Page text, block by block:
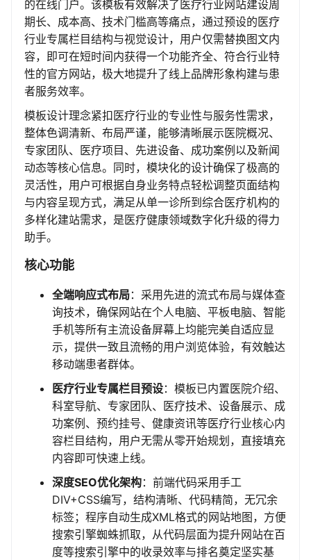
的在线门户。该模板有效解决了医疗行业网站建设周
期长、成本高、技术门槛高等痛点，通过预设的医疗
行业专属栏目结构与视觉设计，用户仅需替换图文内
容，即可在短时间内获得一个功能齐全、符合行业特
性的官方网站，极大地提升了线上品牌形象构建与患
者服务效率。
模板设计理念紧扣医疗行业的专业性与服务性需求，
整体色调清新、布局严谨，能够清晰展示医院概况、
专家团队、医疗项目、先进设备、成功案例以及新闻
动态等核心信息。同时，模块化的设计确保了极高的
灵活性，用户可根据自身业务特点轻松调整页面结构
与内容呈现方式，满足从单一诊所到综合医疗机构的
多样化建站需求，是医疗健康领域数字化升级的得力
助手。
核心功能
全端响应式布局：采用先进的流式布局与媒体查
询技术，确保网站在个人电脑、平板电脑、智能
手机等所有主流设备屏幕上均能完美自适应显
示，提供一致且流畅的用户浏览体验，有效触达
移动端患者群体。
医疗行业专属栏目预设：模板已内置医院介绍、
科室导航、专家团队、医疗技术、设备展示、成
功案例、预约挂号、健康资讯等医疗行业核心内
容栏目结构，用户无需从零开始规划，直接填充
内容即可快速上线。
深度SEO优化架构：前端代码采用手工
DIV+CSS编写，结构清晰、代码精简，无冗余
标签；程序自动生成XML格式的网站地图，方便
搜索引擎蜘蛛抓取，从代码层面为提升网站在百
度等搜索引擎中的收录效率与排名奠定坚实基